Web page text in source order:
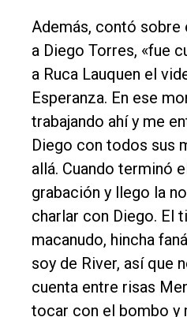
Además, contó
a Diego Torres, «fue
a Ruca Lauquen el
Esperanza. En ese
trabajando ahí y me
Diego con todos sus
allá. Cuando terminó
grabación y llego la
charlar con Diego. El
macanudo, hincha
soy de River, así que
cuenta entre risas
tocar con el bombo y